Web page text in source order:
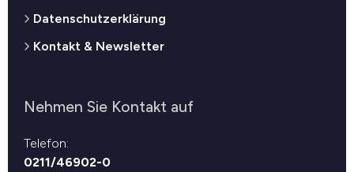
Datenschutzerklärung
Kontakt & Newsletter
Nehmen Sie Kontakt auf
Telefon:
0211/46902-0